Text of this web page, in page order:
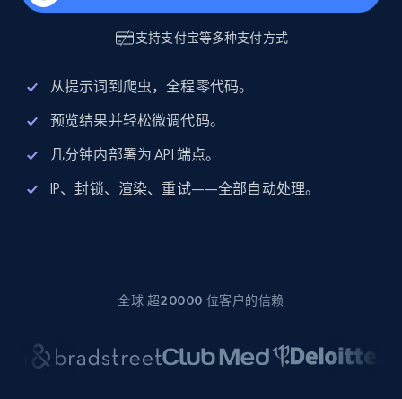
支持支付宝等多种支付方式
从提示词到爬虫，全程零代码。
预览结果并轻松微调代码。
几分钟内部署为 API 端点。
IP、封锁、渲染、重试——全部自动处理。
全球 超20000 位客户的信赖